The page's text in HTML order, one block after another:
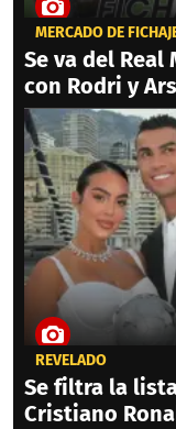
MERCADO DE
Se va del
con Rodri y
REVELADO
Se filtra la
Cristiano